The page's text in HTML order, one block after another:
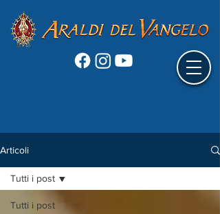
Articoli
Tutti i post
Tutti i post